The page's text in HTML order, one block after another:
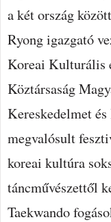
a két ország
Ryong igazgató
Koreai Kulturális
Köztársaság
Kereskedelmet
megvalósult
koreai kultúra
táncművészettől
Taekwando